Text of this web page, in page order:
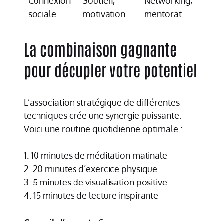
sociale
motivation
mentorat
La combinaison gagnante
pour décupler votre potentiel
L’association stratégique de différentes
techniques crée une synergie puissante.
Voici une routine quotidienne optimale :
1. 10 minutes de méditation matinale
2. 20 minutes d’exercice physique
3. 5 minutes de visualisation positive
4. 15 minutes de lecture inspirante